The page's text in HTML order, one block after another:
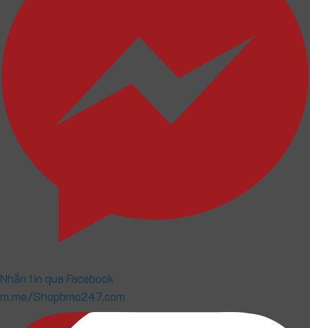
Nhắn tin qua Facebook
m.me/Shopbmo247.com